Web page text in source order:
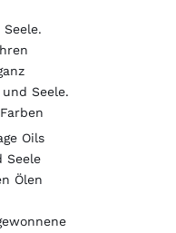
Seele.
Oils
Seele
Ölen